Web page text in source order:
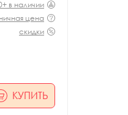
в наличии
цена
скидки
КУПИТЬ